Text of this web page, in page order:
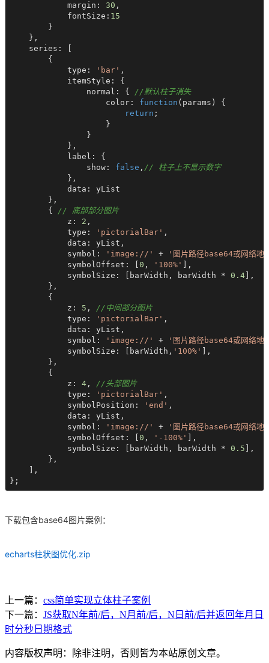
            margin:
30 ,
            fontSize:
15
        }
    },
    series: [
        {
            type:
'bar' ,
            itemStyle: {
                normal: {
//默认柱子消失
                    color:
function ( params ) {
return ;
                    }
                }
            },
            label: {
                show:
false , // 柱子上不显示数字
            },
            data: yList
        },
        {
// 底部部分图片
            z:
2 ,
            type:
'pictorialBar' ,
            data: yList,
            symbol:
'image://' +
'图片路径base64或网络地
            symbolOffset: [
0 , '100%'
],
            symbolSize: [barWidth, barWidth *
0.4],
        },
        {
            z:
5 , //中间部分图片
            type:
'pictorialBar' ,
            data: yList,
            symbol:
'image://' +
'图片路径base64或网络地
            symbolSize: [barWidth,
'100%'
],
        },
        {
            z:
4, //头部图片
            type:
'pictorialBar' ,
            symbolPosition:
'end' ,
            data: yList,
            symbol:
'image://' +
'图片路径base64或网络地
            symbolOffset: [
0 , '-100%'
],
            symbolSize: [barWidth, barWidth *
0.5 ],
        },
    ],
};
下载包含base64图片案例：
echarts柱状图优化.zip
上一篇： css简单实现立体柱子案例
下一篇： JS获取N年前/后，N月前/后，N日前/后并返回年月日
时分秒日期格式
内容版权声明：除非注明，否则皆为本站原创文章。